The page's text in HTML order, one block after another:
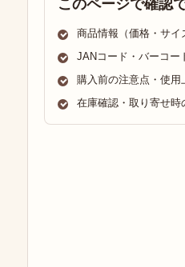
このページで確認
商品情報（価格・サイ
JANコード・バーコー
購入前の注意点・使用
在庫確認・取り寄せ時